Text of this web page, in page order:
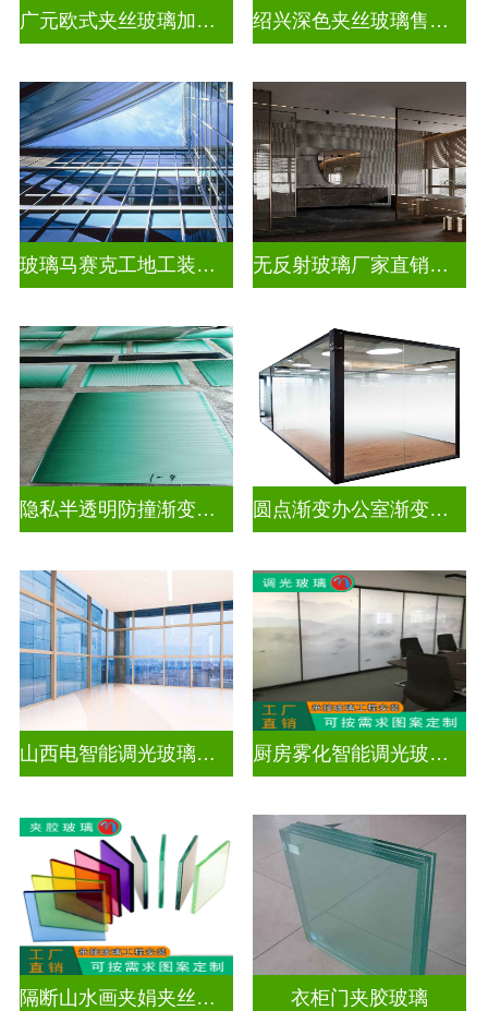
广元欧式夹丝玻璃加工店 绍兴深色夹丝玻璃售价多少
玻璃马赛克工地工装装饰玻璃 无反射玻璃厂家直销批发
隐私半透明防撞渐变装饰玻璃 圆点渐变办公室渐变玻璃
山西电智能调光玻璃厂家地址 厨房雾化智能调光玻璃有用吗
隔断山水画夹娟夹丝玻璃 衣柜门夹胶玻璃